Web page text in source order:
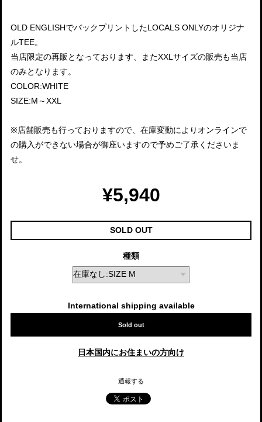
OLD ENGLISHでバックプリントしたLOCALS ONLYのオリジナ
ルTEE。
当店限定の再販となっております、またXXLサイズの販売も当店
のみとなります。
COLOR:WHITE
SIZE:M～XXL
※店舗販売も行っておりますので、在庫変動によりオンラインで
の購入ができない場合が御座いますので予めご了承くださいま
せ。
¥5,940
SOLD OUT
種類
International shipping available
Sold out
日本国内にお住まいの方向け
通報する